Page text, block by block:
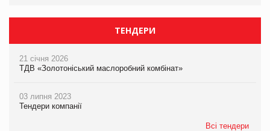
ТЕНДЕРИ
21 січня 2026
ТДВ «Золотоніський маслоробний комбінат»
03 липня 2023
Тендери компанії
Всі тендери